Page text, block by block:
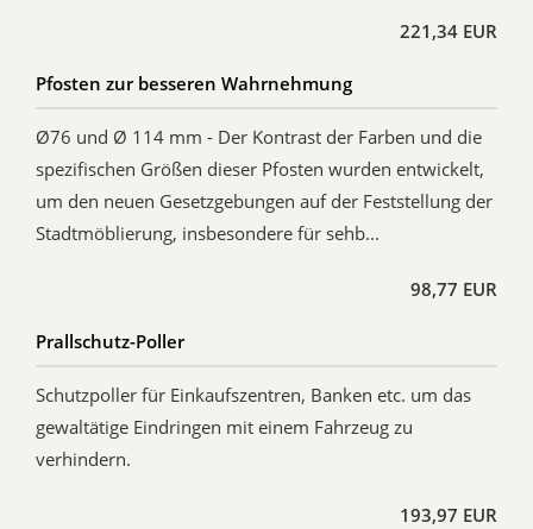
221,34 EUR
Pfosten zur besseren Wahrnehmung
Ø76 und Ø 114 mm - Der Kontrast der Farben und die
spezifischen Größen dieser Pfosten wurden entwickelt,
um den neuen Gesetzgebungen auf der Feststellung der
Stadtmöblierung, insbesondere für sehb...
98,77 EUR
Prallschutz-Poller
Schutzpoller für Einkaufszentren, Banken etc. um das
gewaltätige Eindringen mit einem Fahrzeug zu
verhindern.
193,97 EUR